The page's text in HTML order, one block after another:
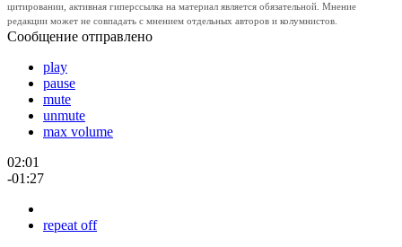
цитировании, активная гиперссылка на материал является обязательной. Мнение
редакции может не совпадать с мнением отдельных авторов и колумнистов.
Сообщение отправлено
play
pause
mute
unmute
max volume
02:01
-01:27
repeat off